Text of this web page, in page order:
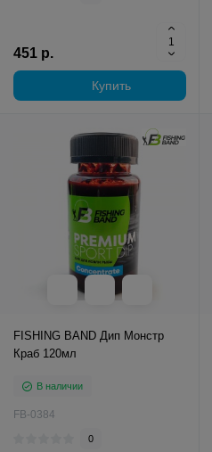
451 р.
Купить
FISHING BAND Дип Монстр
Краб 120мл
В наличии
FB-0384
0